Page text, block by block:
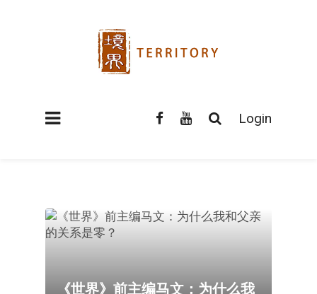
Login
《世界》前主编马文：为什么我